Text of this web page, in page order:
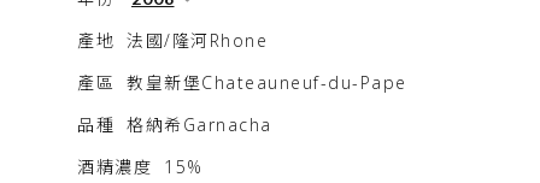
產地 法國/隆河Rhone
產區
教皇新堡Chateauneuf-du-Pape
品種
格納希Garnacha
酒精濃度
15%